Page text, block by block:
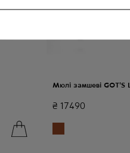
Мюлі замшеві GOT'S
₴ 17490